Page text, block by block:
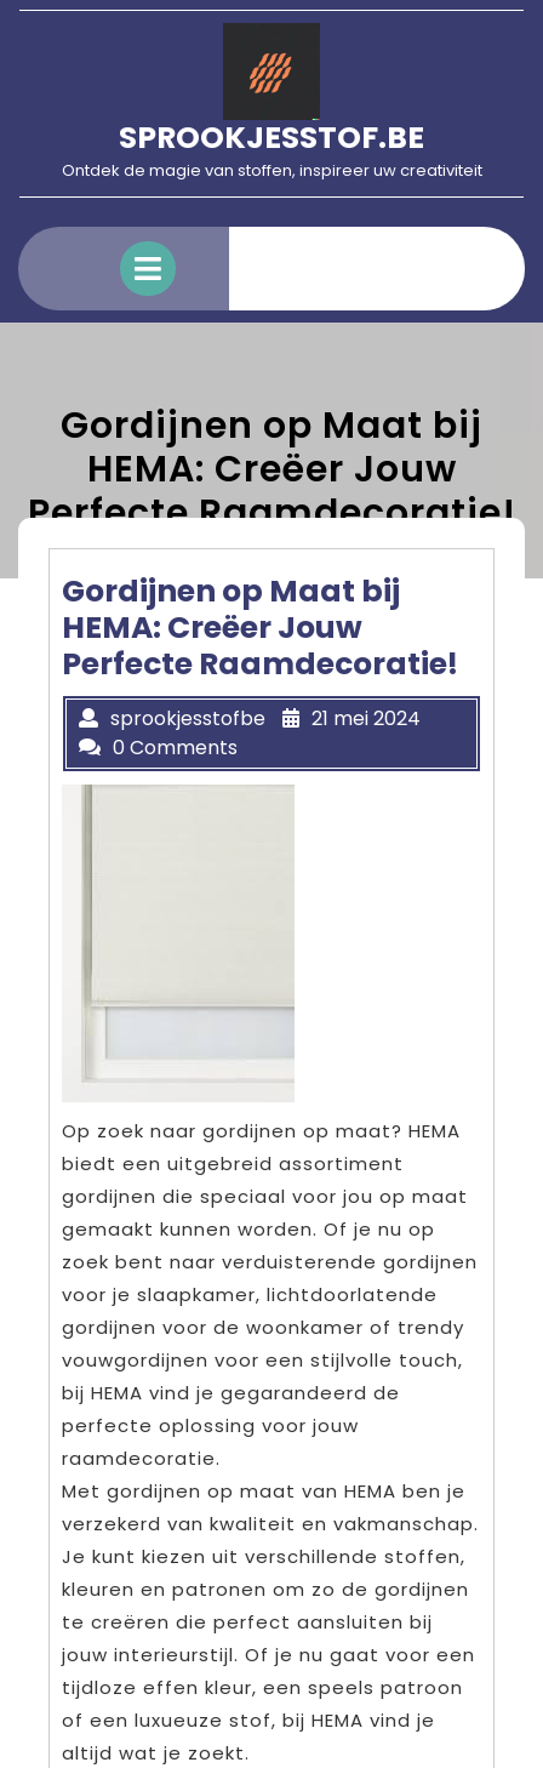
Skip
SPROOKJESSTOF.BE
Ontdek de magie van stoffen, inspireer uw creativiteit
Menu
Gordijnen op Maat bij
HEMA: Creëer Jouw
Perfecte Raamdecoratie!
Gordijnen op Maat bij
HEMA: Creëer Jouw
Perfecte Raamdecoratie!
sprookjesstofbe
21 mei 2024
0 Comments
Op zoek naar gordijnen op maat? HEMA
biedt een uitgebreid assortiment
gordijnen die speciaal voor jou op maat
gemaakt kunnen worden. Of je nu op
zoek bent naar verduisterende gordijnen
voor je slaapkamer, lichtdoorlatende
gordijnen voor de woonkamer of trendy
vouwgordijnen voor een stijlvolle touch,
bij HEMA vind je gegarandeerd de
perfecte oplossing voor jouw
raamdecoratie.
Met gordijnen op maat van HEMA ben je
verzekerd van kwaliteit en vakmanschap.
Je kunt kiezen uit verschillende stoffen,
kleuren en patronen om zo de gordijnen
te creëren die perfect aansluiten bij
jouw interieurstijl. Of je nu gaat voor een
tijdloze effen kleur, een speels patroon
of een luxueuze stof, bij HEMA vind je
altijd wat je zoekt.